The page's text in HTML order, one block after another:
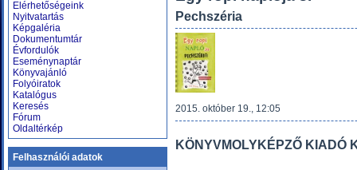
Elérhetőségeink
Nyitvatartás
Képgaléria
Dokumentumtár
Évfordulók
Eseménynaptár
Könyvajánló
Folyóiratok
Katalógus
Keresés
Fórum
Oldaltérkép
Felhasználói adatok
Pechszéria
2015. október 19., 12:05
KÖNYVMOLYKÉPZŐ KIADÓ